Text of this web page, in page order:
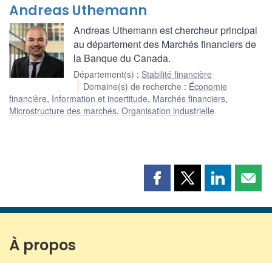
Andreas Uthemann
Andreas Uthemann est chercheur principal
au département des Marchés financiers de
la Banque du Canada.
Département(s) : Stabilité financière
Domaine(s) de recherche : Économie
financière, Information et incertitude, Marchés financiers,
Microstructure des marchés, Organisation industrielle
Partager
page
Partager
page
Partager
page page
À propos